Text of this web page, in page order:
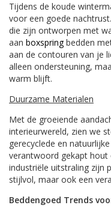
Tijdens de koude
voor een goede
die zijn ontworpen met
aan boxspringbedden
aan de contouren van je
alleen ondersteuning,
warm blijft.
Duurzame Materialen
Met de groeiende
interieurwereld, zien we
gerecyclede en
verantwoord gekapt
industriële uitstraling zijn
stijlvol, maar ook een
Beddengoed Trends